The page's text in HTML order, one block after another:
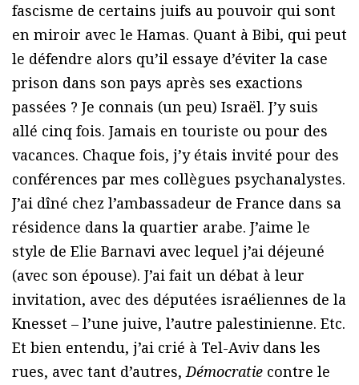
fascisme de certains juifs au pouvoir qui sont
en miroir avec le Hamas. Quant à Bibi, qui peut
le défendre alors qu’il essaye d’éviter la case
prison dans son pays après ses exactions
passées ? Je connais (un peu) Israël. J’y suis
allé cinq fois. Jamais en touriste ou pour des
vacances. Chaque fois, j’y étais invité pour des
conférences par mes collègues psychanalystes.
J’ai dîné chez l’ambassadeur de France dans sa
résidence dans la quartier arabe. J’aime le
style de Elie Barnavi avec lequel j’ai déjeuné
(avec son épouse). J’ai fait un débat à leur
invitation, avec des députées israéliennes de la
Knesset – l’une juive, l’autre palestinienne. Etc.
Et bien entendu, j’ai crié à Tel-Aviv dans les
rues, avec tant d’autres,Démocratie contre le